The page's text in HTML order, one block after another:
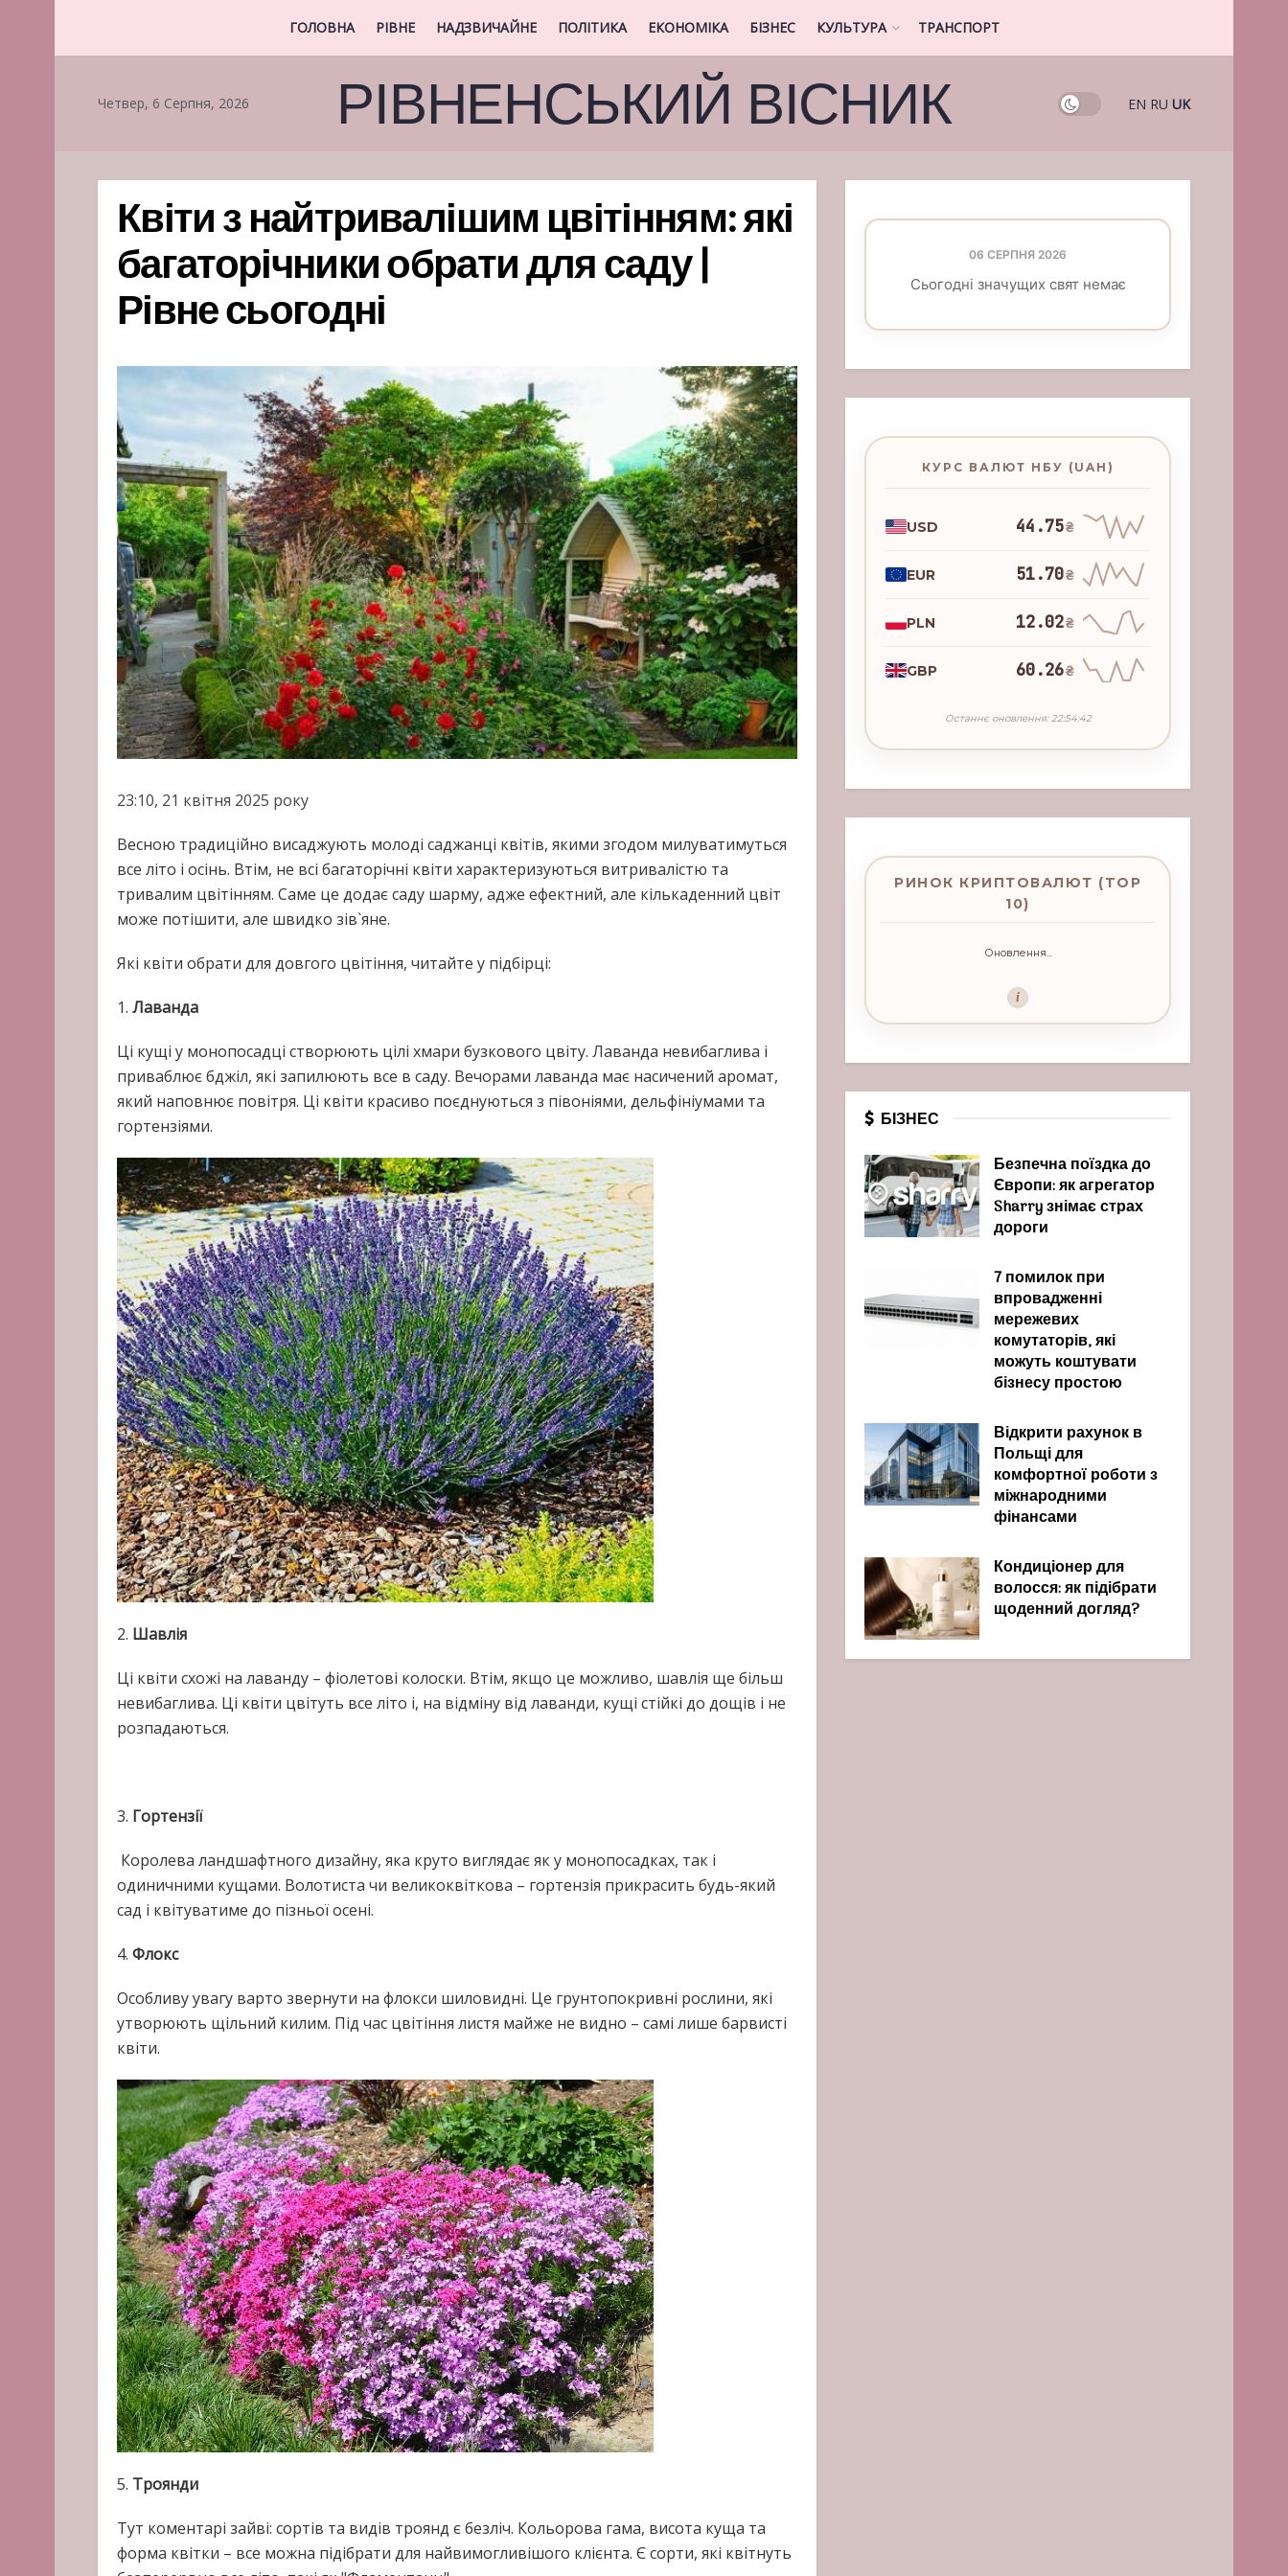
ГОЛОВНА РІВНЕ НАДЗВИЧАЙНЕ ПОЛІТИКА ЕКОНОМІКА БІЗНЕС КУЛЬТУРА ТРАНСПОРТ
Четвер, 6 Серпня, 2026 РІВНЕНСЬКИЙ ВІСНИК EN RU UK
Квіти з найтривалішим цвітінням: які
багаторічники обрати для саду |
Рівне сьогодні
23:10, 21 квітня 2025 року
Весною традиційно висаджують молоді саджанці квітів, якими згодом милуватимуться
все літо і осінь. Втім, не всі багаторічні квіти характеризуються витривалістю та
тривалим цвітінням. Саме це додає саду шарму, адже ефектний, але кількаденний цвіт
може потішити, але швидко зів`яне.
Які квіти обрати для довгого цвітіння, читайте у підбірці:
1. Лаванда
Ці кущі у монопосадці створюють цілі хмари бузкового цвіту. Лаванда невибаглива і
приваблює бджіл, які запилюють все в саду. Вечорами лаванда має насичений аромат,
який наповнює повітря. Ці квіти красиво поєднуються з півоніями, дельфініумами та
гортензіями.
2. Шавлія
Ці квіти схожі на лаванду – фіолетові колоски. Втім, якщо це можливо, шавлія ще більш
невибаглива. Ці квіти цвітуть все літо і, на відміну від лаванди, кущі стійкі до дощів і не
розпадаються.
3. Гортензії
Королева ландшафтного дизайну, яка круто виглядає як у монопосадках, так і
одиничними кущами. Волотиста чи великоквіткова – гортензія прикрасить будь-який
сад і квітуватиме до пізньої осені.
4. Флокс
Особливу увагу варто звернути на флокси шиловидні. Це грунтопокривні рослини, які
утворюють щільний килим. Під час цвітіння листя майже не видно – самі лише барвисті
квіти.
5. Троянди
Тут коментарі зайві: сортів та видів троянд є безліч. Кольорова гама, висота куща та
форма квітки – все можна підібрати для найвимогливішого клієнта. Є сорти, які квітнуть
06 СЕРПНЯ 2026
Сьогодні значущих свят немає
КУРС ВАЛЮТ НБУ (UAH)
USD 44.75₴
EUR 51.70₴
PLN 12.02₴
GBP 60.26₴
Останнє оновлення: 22:54:42
РИНОК КРИПТОВАЛЮТ (TOP
10)
Оновлення...
i
БІЗНЕС
Безпечна поїздка до
Європи: як агрегатор
Sharry знімає страх
дороги
7 помилок при
впровадженні
мережевих
комутаторів, які
можуть коштувати
бізнесу простою
Відкрити рахунок в
Польщі для
комфортної роботи з
міжнародними
фінансами
Кондиціонер для
волосся: як підібрати
щоденний догляд?